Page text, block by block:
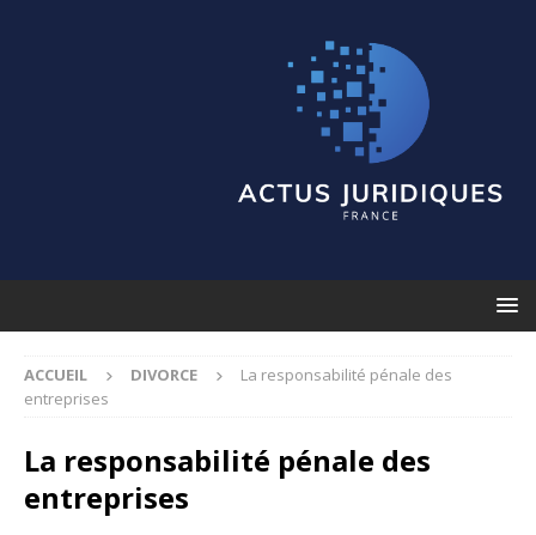
ACCUEIL DIVORCE
La responsabilité pénale des
entreprises
La responsabilité pénale des
entreprises